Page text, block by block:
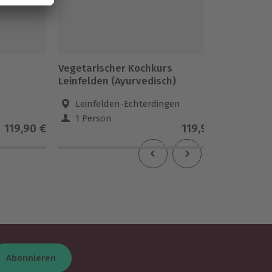
119,90 €
Vegetarischer Kochkurs
Leinfelden (Ayurvedisch)
Leinfelden-Echterdingen
1 Person
119,90 €
Abonnieren